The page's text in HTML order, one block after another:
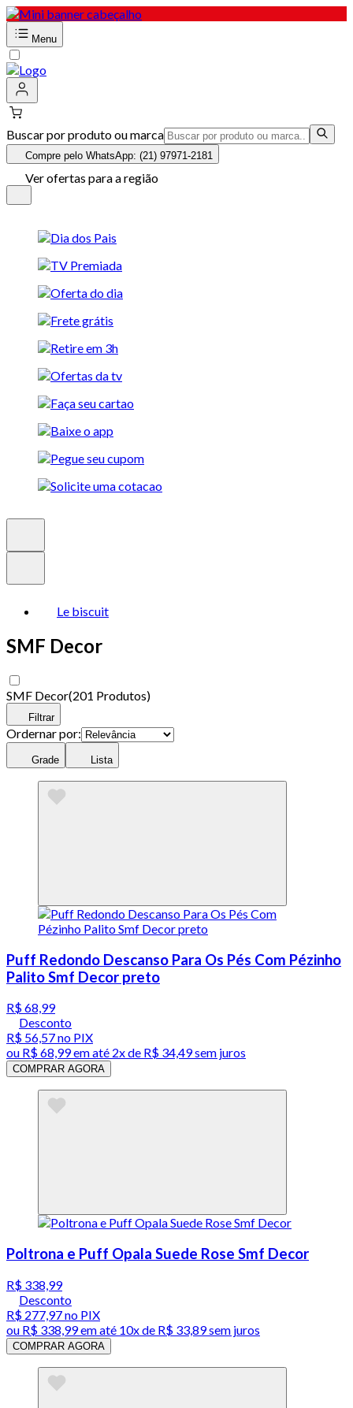
Menu
Buscar por produto ou marca
Compre pelo WhatsApp: (21) 97971-2181
Ver ofertas para a região
Le biscuit
SMF Decor
SMF Decor(201 Produtos)
Filtrar
Ordernar por:
Grade Lista
Puff Redondo Descanso Para Os Pés Com Pézinho
Palito Smf Decor preto
R$ 68,99
Desconto
R$ 56,57no PIX
ou R$ 68,99em até 2x de R$ 34,49 sem juros
COMPRAR AGORA
Poltrona e Puff Opala Suede Rose Smf Decor
R$ 338,99
Desconto
R$ 277,97no PIX
ou R$ 338,99em até 10x de R$ 33,89 sem juros
COMPRAR AGORA